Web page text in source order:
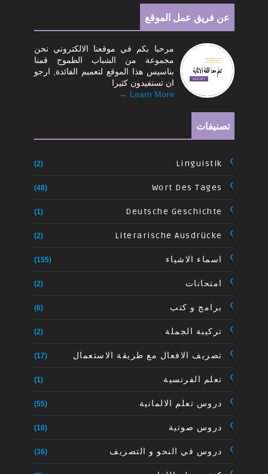
عن فريق عمل الموقع
مرحبا بكم في موقعنا الالكتروني نحن
مجموعة من الشباب الطموح قمنا
بناسيس هذا الموقع لتعميم الفائدة, ارجو
ان تستفيدون كثيرا
Learn More →
تصنيفات
Linguistik
(2)
Wort Des Tages
(48)
Deutsche Geschichte
(1)
Literarische Ausdrücke
(2)
اسماء الاشياء (155)
امتحانات (2)
برامج و كتب (6)
تركيبة الجملة (2)
تصريف الافعال مع طريقة الاستعمال (17)
تعلم الفرنسية (1)
دروس تعلم الالمانية (55)
دروس صوتية (10)
دروس في النحو و التصريف (36)